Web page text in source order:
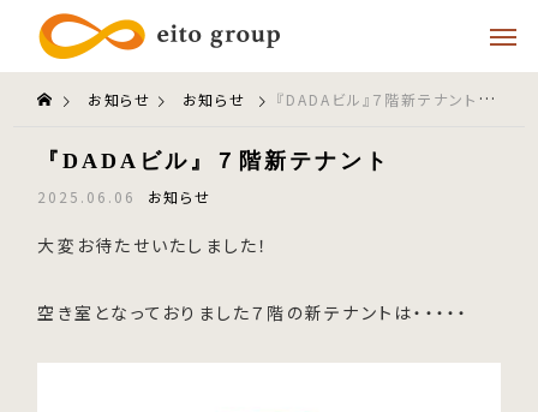
お知らせ お知らせ 『DADAビル』７階新テナント
『DADAビル』７階新テナント
2025.06.06 お知らせ
大変お待たせいたしました！
空き室となっておりました７階の新テナントは・・・・・